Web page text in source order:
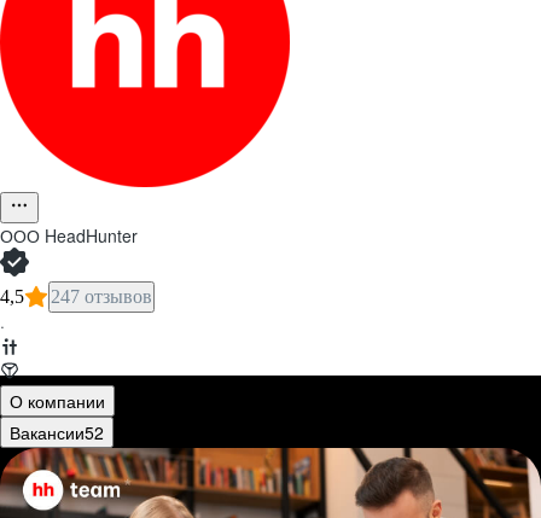
ООО HeadHunter
4,5 247 отзывов
·
О компании
Вакансии52